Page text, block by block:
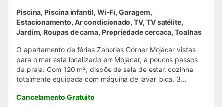
Piscina, Piscina infantil, Wi-Fi, Garagem,
Estacionamento, Ar condicionado, TV, TV satélite,
Jardim, Roupas de cama, Propriedade cercada, Toalhas
O apartamento de férias Zahories Córner Mojácar vistas
para o mar está localizado em Mojácar, a poucos passos
da praia. Com 120 m², dispõe de sala de estar, cozinha
totalmente equipada com máquina de lavar loiça, 3
Inclui Wi-Fi (adequado para videochamadas), ar
Cancelamento Gratuito